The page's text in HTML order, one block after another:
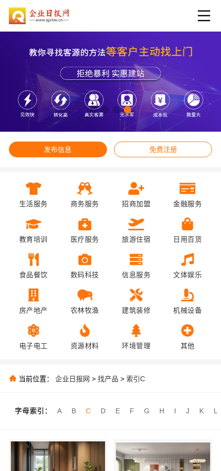
发布信息 免费注册
生活服务 商务服务 招商加盟 金融服务
教育培训 医疗服务 旅游住宿 日用百货
食品餐饮 数码科技 信息服务 文体娱乐
房产地产 农林牧渔 建筑装修 机械设备
电子电工 资源材料 环境管理 其他
当前位置： 企业日报网 > 找产品 > 索引C
字母索引： A B C D E F G H I J K L